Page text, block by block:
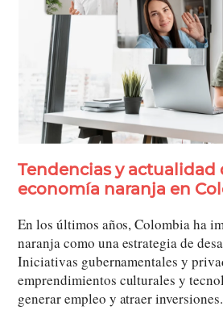
Tendencias y actualidad
economía naranja en
En los últimos años, Colombia ha
naranja como una estrategia de
Iniciativas gubernamentales y
emprendimientos culturales y
generar empleo y atraer inversiones.